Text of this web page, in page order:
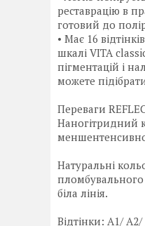
реставрацію в
готовий до
• Має 16
шкалі VITA
пігментацій і
можете
Переваги
Наногітридний
Натуральні
пломбувального
біла лінія.
Відтінки: A1/